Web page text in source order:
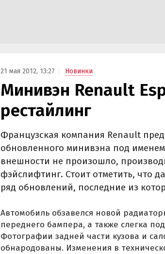
21 мая 2012, 13:27 Новинки
Минивэн Renault
рестайлинг
Французская компания Renault
обновленного минивэна под
внешности не произошло,
фэйслифтинг. Стоит отметить, что
ряд обновлений, последние из
Автомобиль обзавелся новой
переднего бампера, а также слегка
Фотографии задней части кузова и
обнародованы. Изменения в